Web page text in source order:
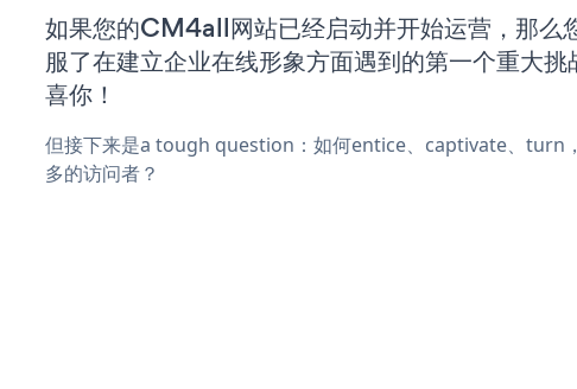
如果您的CM4all网站已经启动并开始运营，那么
服了在建立企业在线形象方面遇到的第一个重大挑
喜你！
但接下来是a tough question：如何entice、captivate、turn
多的访问者？